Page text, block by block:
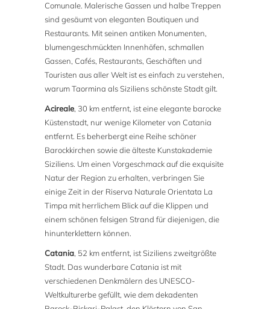
Comunale. Malerische Gassen und halbe Treppen
sind gesäumt von eleganten Boutiquen und
Restaurants. Mit seinen antiken Monumenten,
blumengeschmückten Innenhöfen, schmallen
Gassen, Cafés, Restaurants, Geschäften und
Touristen aus aller Welt ist es einfach zu verstehen,
warum Taormina als Siziliens schönste Stadt gilt.
Acireale, 30 km entfernt, ist eine elegante barocke
Küstenstadt, nur wenige Kilometer von Catania
entfernt. Es beherbergt eine Reihe schöner
Barockkirchen sowie die älteste Kunstakademie
Siziliens. Um einen Vorgeschmack auf die exquisite
Natur der Region zu erhalten, verbringen Sie
einige Zeit in der Riserva Naturale Orientata La
Timpa mit herrlichem Blick auf die Klippen und
einem schönen felsigen Strand für diejenigen, die
hinunterklettern können.
Catania, 52 km entfernt, ist Siziliens zweitgrößte
Stadt. Das wunderbare Catania ist mit
verschiedenen Denkmälern des UNESCO-
Weltkulturerbe gefüllt, wie dem dekadenten